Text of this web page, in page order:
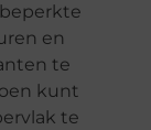
en
te
kunt
te